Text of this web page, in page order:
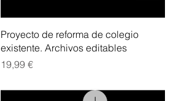
Vista rápida
Proyecto de reforma de colegio
existente. Archivos editables
Precio
19,99 €